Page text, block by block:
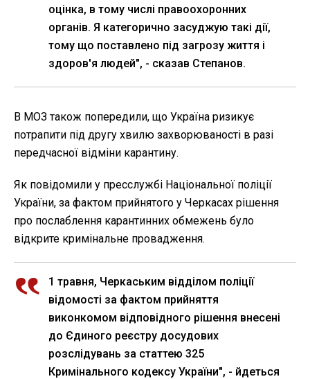
оцінка, в тому числі правоохоронних
органів. Я категорично засуджую такі дії,
тому що поставлено під загрозу життя і
здоров'я людей", - сказав Степанов.
В МОЗ також попередили, що Україна ризикує
потрапити під другу хвилю захворюваності в разі
передчасної відміни карантину.
Як повідомили у пресслужбі Національної поліції
України, за фактом прийнятого у Черкасах рішення
про послаблення карантинних обмежень було
відкрите кримінальне провадження.
1 травня, Черкаським відділом поліції
відомості за фактом прийняття
виконкомом відповідного рішення внесені
до Єдиного реєстру досудових
розслідувань за статтею 325
Кримінального кодексу України", - йдеться